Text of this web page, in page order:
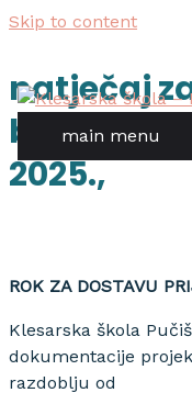
Skip to content
main menu
natječaj
bokanić
2025.,
ROK ZA DOSTAVU
Klesarska škola
dokumentacije
razdoblju od